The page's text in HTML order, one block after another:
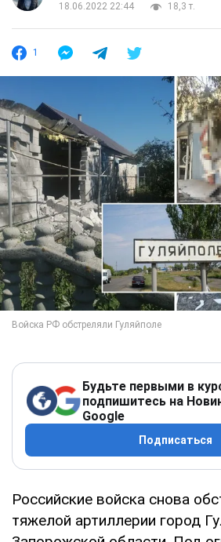
18.06.2022 22:44
18,3 т.
1
Будьте первыми в
подпишитесь на
Google
Подписаться
Российские войска снова
тяжелой артиллерии город